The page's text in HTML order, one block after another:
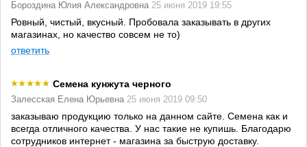
Бороздина Юлия Александровна 25 июня 2019 19:55
Ровный, чистый, вкусный. Пробовала заказывать в других
магазинах, но качество совсем не то)
ответить
Семена кунжута черного
Залесская Елена Юрьевна 25 июня 2019 09:50
заказываю продукцию только на данном сайте. Семена как и
всегда отличного качества. У нас такие не купишь. Благодарю
сотрудников интернет - магазина за быструю доставку.